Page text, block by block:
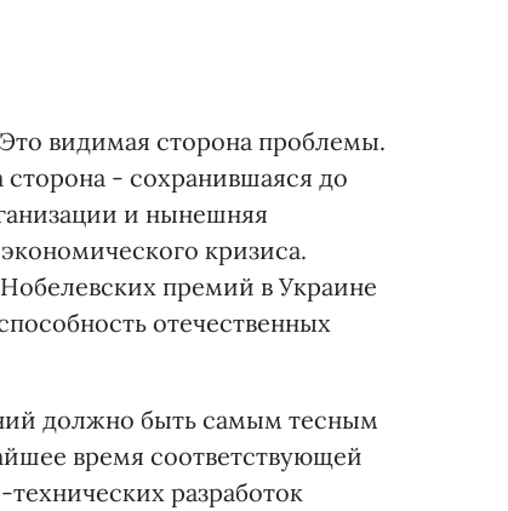
видимая сторона проблемы.
- сохранившаяся до
и нынешняя
кризиса.
премий в Украине
отечественных
должно быть самым тесным
время соответствующей
разработок